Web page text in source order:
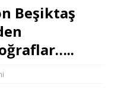
Beşiktaş